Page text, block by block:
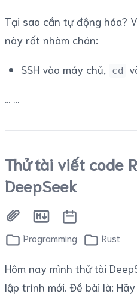
Tại sao cần tự động hóa?
này rất nhàm chán:
SSH vào máy chủ, cd
...
Thử tài viết code
DeepSeek
Programming Rust
Hôm nay mình thử tài
lập trình mới. Đề bài là: